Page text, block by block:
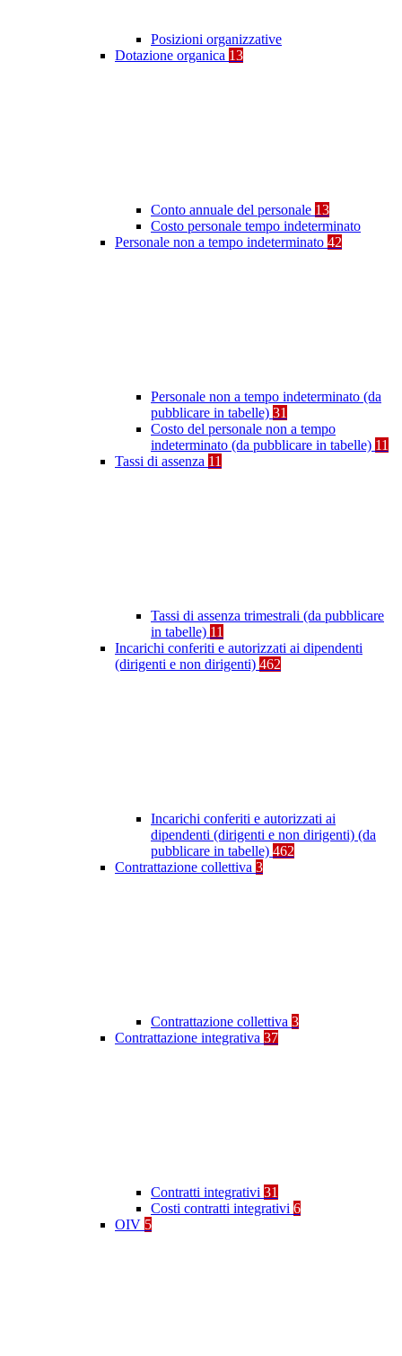
Posizioni organizzative
Dotazione organica 13
Conto annuale del personale 13
Costo personale tempo indeterminato
Personale non a tempo indeterminato 42
Personale non a tempo indeterminato (da
pubblicare in tabelle) 31
Costo del personale non a tempo
indeterminato (da pubblicare in tabelle) 11
Tassi di assenza 11
Tassi di assenza trimestrali (da pubblicare
in tabelle) 11
Incarichi conferiti e autorizzati ai dipendenti
(dirigenti e non dirigenti) 462
Incarichi conferiti e autorizzati ai
dipendenti (dirigenti e non dirigenti) (da
pubblicare in tabelle) 462
Contrattazione collettiva 3
Contrattazione collettiva 3
Contrattazione integrativa 37
Contratti integrativi 31
Costi contratti integrativi 6
OIV 5